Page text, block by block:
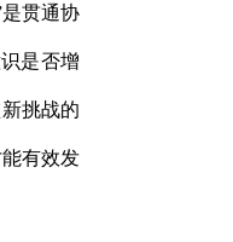
贯通协
是否增
挑战的
有效发